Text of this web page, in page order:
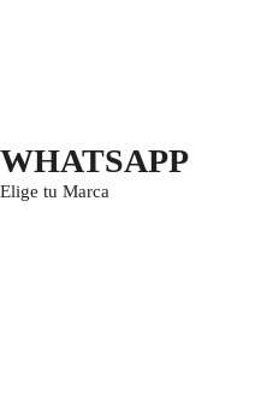
WHATSAPP
Elige tu Marca